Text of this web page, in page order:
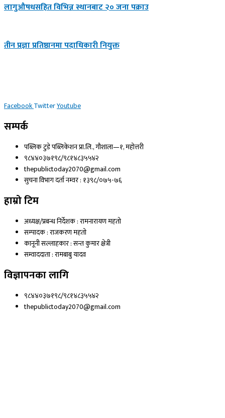
लागुऔषधसहित विभिन्न स्थानबाट २० जना पक्राउ
तीन प्रज्ञा प्रतिष्ठानमा पदाधिकारी नियुक्त
FacebookTwitterYoutube
सम्पर्क
पब्लिक टुडे पब्लिकेशन प्रा.लि., गौशाला—१, महोत्तरी
९८४४०३७१९८/९८१४८३५५४२
thepublictoday2070@gmail.com
सुचना विभाग दर्ता नम्वर : १३९८/०७५-७६
हाम्रो टिम
अध्यक्ष/प्रबन्ध निर्देशक : रामनारायण महतो
सम्पादक : राजकरण महतो
कानूनी सल्लाहकार : सन्त कुमार क्षेत्री
सम्वाददाता : रामबाबु यादव
विज्ञापनका लागि
९८४४०३७१९८/९८१४८३५५४२
thepublictoday2070@gmail.com